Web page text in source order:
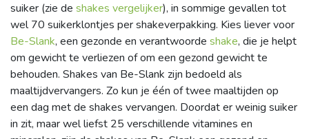
suiker (zie de shakes vergelijker), in sommige gevallen tot
wel 70 suikerklontjes per shakeverpakking. Kies liever voor
Be-Slank, een gezonde en verantwoorde shake, die je helpt
om gewicht te verliezen of om een gezond gewicht te
behouden. Shakes van Be-Slank zijn bedoeld als
maaltijdvervangers. Zo kun je één of twee maaltijden op
een dag met de shakes vervangen. Doordat er weinig suiker
in zit, maar wel liefst 25 verschillende vitamines en